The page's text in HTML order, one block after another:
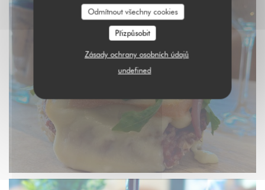
Odmítnout všechny cookies
Přizpůsobit
Zásady ochrany osobních údajů
undefined